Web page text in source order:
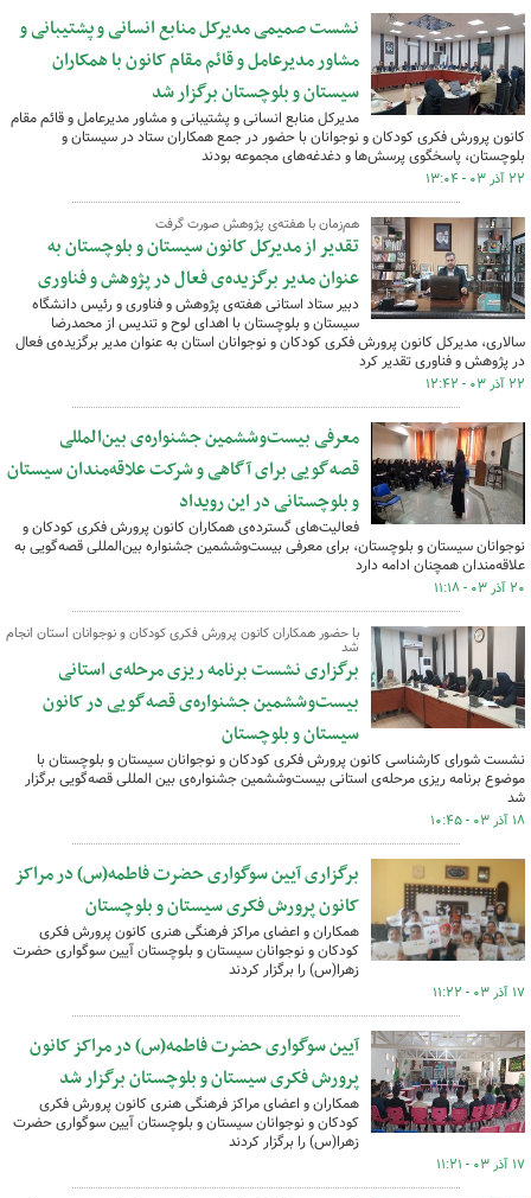
نشست صمیمی مدیرکل منابع انسانی و پشتیبانی و
مشاور مدیرعامل و قائم مقام کانون با همکاران
سیستان و بلوچستان برگزار شد
مدیرکل منابع انسانی و پشتیبانی و مشاور مدیرعامل و قائم مقام
کانون پرورش فکری کودکان و نوجوانان با حضور در جمع همکاران ستاد در سیستان و
بلوچستان، پاسخگوی پرسش‌ها و دغدغه‌های مجموعه بودند
۲۲ آذر ۰۳ - ۱۳:۰۴
هم‌زمان با هفته‌ی پژوهش صورت گرفت
تقدیر از مدیرکل کانون سیستان و بلوچستان به
عنوان مدیر برگزیده‌ی فعال در پژوهش و فناوری
دبیر ستاد استانی هفته‌ی پژوهش و فناوری و رئیس دانشگاه
سیستان و بلوچستان با اهدای لوح و تندیس از محمدرضا
سالاری، مدیرکل کانون پرورش فکری کودکان و نوجوانان استان به عنوان مدیر برگزیده‌ی فعال
در پژوهش و فناوری تقدیر کرد
۲۲ آذر ۰۳ - ۱۲:۴۲
معرفی بیست‌وششمین جشنواره‌ی بین‌المللی
قصه‌گویی برای آگاهی و شرکت علاقه‌مندان سیستان
و بلوچستانی در این رویداد
فعالیت‌های گسترده‌ی همکاران کانون پرورش فکری کودکان و
نوجوانان سیستان و بلوچستان، برای معرفی بیست‌وششمین جشنواره بین‌المللی قصه‌گویی به
علاقه‌مندان همچنان ادامه دارد
۲۰ آذر ۰۳ - ۱۱:۱۸
با حضور همکاران کانون پرورش فکری کودکان و نوجوانان استان انجام
شد
برگزاری نشست برنامه ریزی مرحله‌ی استانی
بیست‌وششمین جشنواره‌ی قصه‌گویی در کانون
سیستان و بلوچستان
نشست شورای کارشناسی کانون پرورش فکری کودکان و نوجوانان سیستان و بلوچستان با
موضوع برنامه ریزی مرحله‌ی استانی بیست‌وششمین جشنواره‌ی بین المللی قصه‌گویی برگزار
شد
۱۸ آذر ۰۳ - ۱۰:۴۵
برگزاری آیین سوگواری حضرت فاطمه(س) در مراکز
کانون پرورش فکری سیستان و بلوچستان
همکاران و اعضای مراکز فرهنگی هنری کانون پرورش فکری
کودکان و نوجوانان سیستان و بلوچستان آیین سوگواری حضرت
زهرا(س) را برگزار کردند
۱۷ آذر ۰۳ - ۱۱:۲۲
آیین سوگواری حضرت فاطمه(س) در مراکز کانون
پرورش فکری سیستان و بلوچستان برگزار شد
همکاران و اعضای مراکز فرهنگی هنری کانون پرورش فکری
کودکان و نوجوانان سیستان و بلوچستان آیین سوگواری حضرت
زهرا(س) را برگزار کردند
۱۷ آذر ۰۳ - ۱۱:۲۱